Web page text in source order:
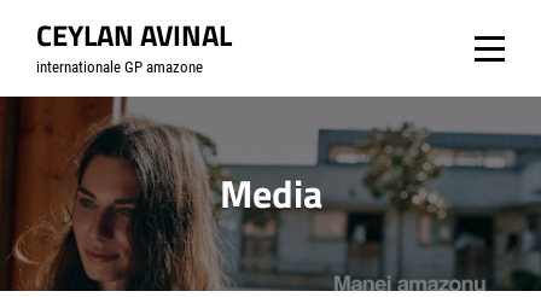
content
CEYLAN AVINAL
internationale GP amazone
Media